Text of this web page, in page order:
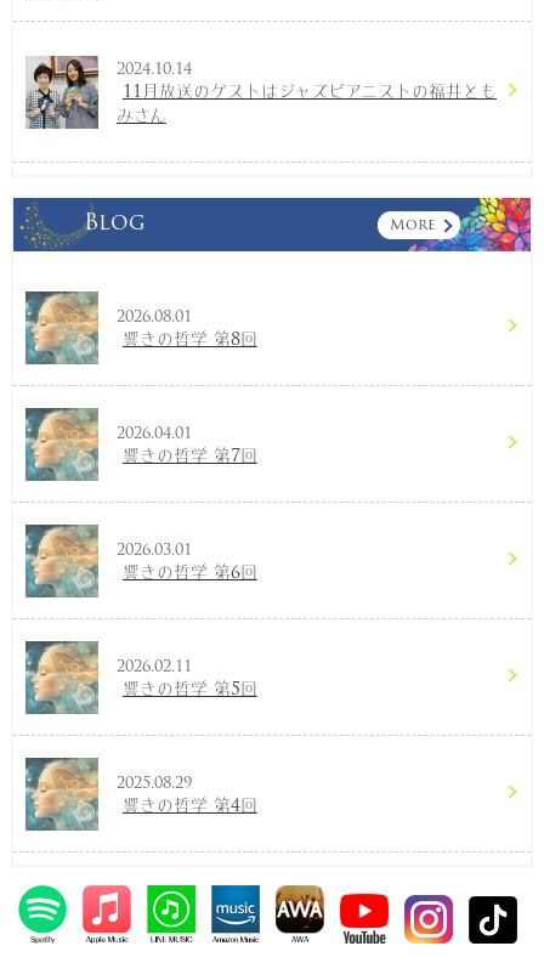
2024.10.14
11月放送のゲストはジャズピアニストの福井とも
みさん
Blog More
2026.08.01
響きの哲学 第8回
2026.04.01
響きの哲学 第7回
2026.03.01
響きの哲学 第6回
2026.02.11
響きの哲学 第5回
2025.08.29
響きの哲学 第4回